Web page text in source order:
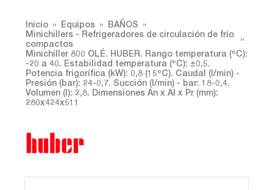
Inicio Equipos
BAÑOS
Minichillers - Refrigeradores de circulación de frío
compactos
Minichiller 800 OLÉ. HUBER. Rango temperatura (ºC):
-20 a 40. Estabilidad temperatura (ºC): ±0,5.
Potencia frigorífica (kW): 0,8 (15ºC). Caudal (l/min) -
Presión (bar): 24-0,7. Succión (l/min) - bar: 18-0,4.
Volumen (l): 2,8. Dimensiones An x Al x Pr (mm):
280x424x511